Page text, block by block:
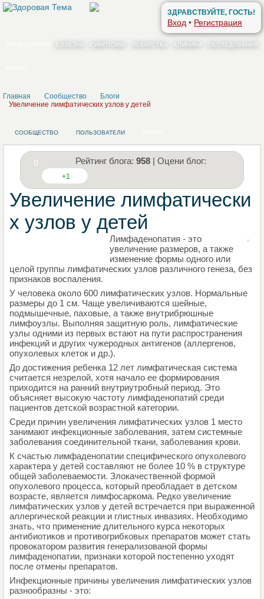
ЗДРАВСТВУЙТЕ, ГОСТЬ!
Вход • Регистрация
БОЛЕЗНИ СИМПТОМЫ ЛЕКАРСТВА КЛИНИКИ ОБСЛЕДОВАНИЯ
Главная Сообщество
Блоги
Увеличение лимфатических узлов у детей
СООБЩЕСТВО ПОЛЬЗОВАТЕЛИ
0 Рейтинг блога: 958 | Оцени блог:
+1
Увеличение лимфатически
х узлов у детей
Лимфаденопатия - это
увеличение размеров, а также
изменение формы одного или
целой группы лимфатических узлов различного генеза, без
признаков воспаления.
У человека около 600 лимфатических узлов. Нормальные
размеры до 1 см. Чаще увеличиваются шейные,
подмышечные, паховые, а также внутрибрюшные
лимфоузлы. Выполняя защитную роль, лимфатические
узлы одними из первых встают на пути распространения
инфекций и других чужеродных антигенов (аллергенов,
опухолевых клеток и др.).
До достижения ребенка 12 лет лимфатическая система
считается незрелой, хотя начало ее формирования
приходится на ранний внутриутробный период. Это
объясняет высокую частоту лимфаденопатий среди
пациентов детской возрастной категории.
Среди причин увеличения лимфатических узлов 1 место
занимают инфекционные заболевания, затем системные
заболевания соединительной ткани, заболевания крови.
К счастью лимфаденопатии специфического опухолевого
характера у детей составляют не более 10 % в структуре
общей заболеваемости. Злокачественной формой
опухолевого процесса, который преобладает в детском
возрасте, является лимфосаркома. Редко увеличение
лимфатических узлов у детей встречается при выраженной
аллергической реакции и глистных инвазиях. Необходимо
знать, что применение длительного курса некоторых
антибиотиков и противогрибковых препаратов может стать
провокатором развития генерализованой формы
лимфаденопатии, признаки которой постепенно уходят
после отмены препаратов.
Инфекционные причины увеличения лимфатических узлов
разнообразны - это: